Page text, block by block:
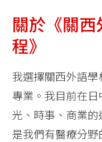
關於《關
程》
我選擇關西外語
專業。我目前在
光、時事、商業
是我們有醫療分